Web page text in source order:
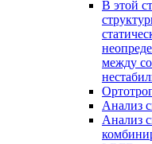
В этой
между
Анализ
Анализ